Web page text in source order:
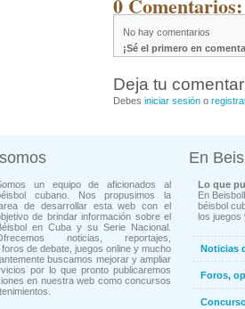
No hay comentarios
¡Sé el primero en
Deja tu
Debes iniciar sesión o
un equipo de aficionados al
cubano. Nos propusimos la
de desarrollar esta web con el
de brindar información sobre el
en Cuba y su Serie Nacional.
noticias, reportajes,
de debate, juegos online y mucho
buscamos mejorar y ampliar
por lo que pronto publicaremos
en nuestra web como concursos
En
Lo que
En
béisbol
los juegos
Noticias
Foros,